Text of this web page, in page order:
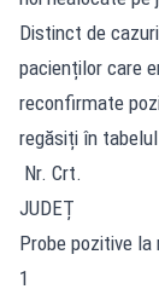
Distinct de
pacienților care
reconfirmate
regăsiți în
Nr. Crt.
JUDEȚ
Probe pozitive
1